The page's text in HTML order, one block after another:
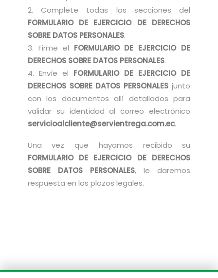
2. Complete todas las secciones del
FORMULARIO DE EJERCICIO DE DERECHOS
SOBRE DATOS PERSONALES.
3. Firme el FORMULARIO DE EJERCICIO DE
DERECHOS SOBRE DATOS PERSONALES.
4. Envíe el FORMULARIO DE EJERCICIO DE
DERECHOS SOBRE DATOS PERSONALES junto
con los documentos allí detallados para
validar su identidad al correo electrónico
servicioalcliente@servientrega.com.ec.
Una vez que hayamos recibido su
FORMULARIO DE EJERCICIO DE DERECHOS
SOBRE DATOS PERSONALES, le daremos
respuesta en los plazos legales.